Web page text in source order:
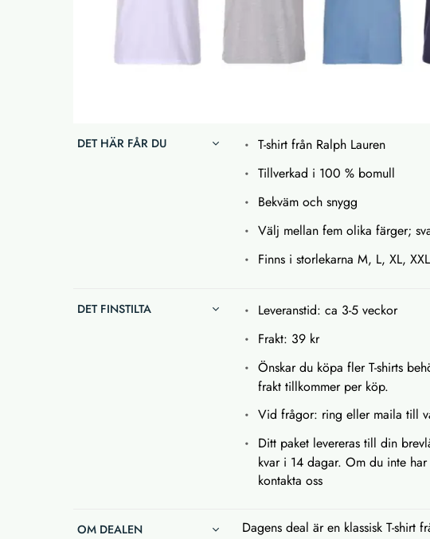
DET HÄR FÅR DU
T-shirt från Ralph Lauren
Tillverkad i 100 % bomull
Bekväm och snygg
Välj mellan fem olika färger;
Finns i storlekarna M, L, XL, XXL
DET FINSTILTA
Leveranstid: ca 3-5 veckor
Frakt: 39 kr
Önskar du köpa fler T-shirts
frakt tillkommer per köp.
Vid frågor: ring eller maila till
Ditt paket levereras till din
kvar i 14 dagar. Om du inte
kontakta oss
OM DEALEN Dagens deal är en klassisk T-shirt